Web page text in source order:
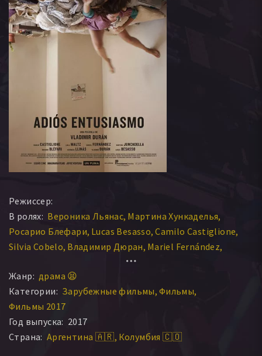
Режиссер:
В ролях: Вероника Льянас Мартина Хункаделья
Росарио Блефари Lucas Besasso Camilo Castiglione
Silvia Cobelo Владимир Дюран Mariel Fernández
Валерия Валенте
Жанр: драма 😫
Категории: Зарубежные фильмы Фильмы
Фильмы 2017
Год выпуска: 2017
Страна: Аргентина 🇦🇷 Колумбия 🇨🇴